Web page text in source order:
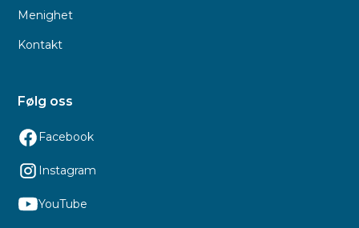
Menighet
Kontakt
Følg oss
Facebook
Instagram
YouTube